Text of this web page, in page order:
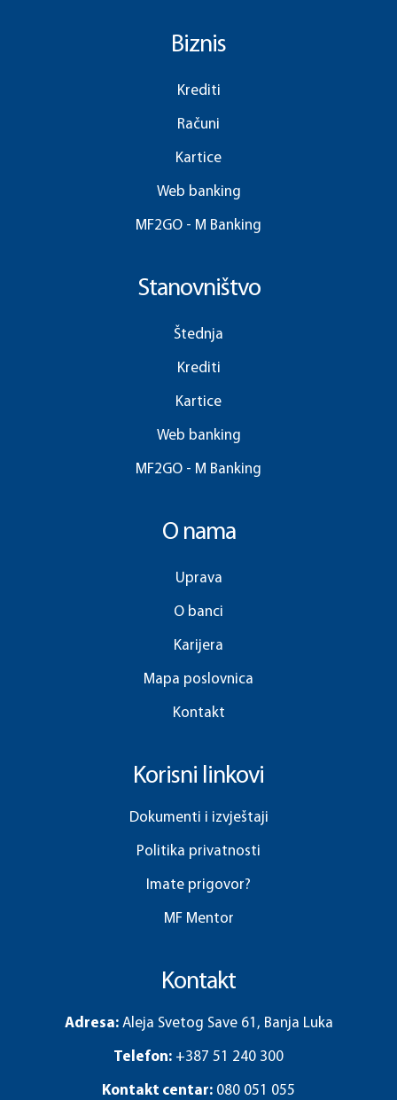
Biznis
Krediti
Računi
Kartice
Web banking
MF2GO - M Banking
Stanovništvo
Štednja
Krediti
Kartice
Web banking
MF2GO - M Banking
O nama
Uprava
O banci
Karijera
Mapa poslovnica
Kontakt
Korisni linkovi
Dokumenti i izvještaji
Politika privatnosti
Imate prigovor?
MF Mentor
Kontakt
Adresa:Aleja Svetog Save 61, Banja Luka
Telefon: +387 51 240 300
Kontakt centar: 080 051 055